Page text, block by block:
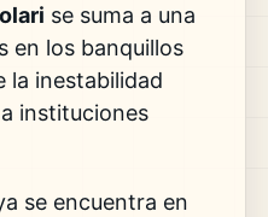
se suma a una
en los banquillos
la inestabilidad
instituciones
se encuentra en